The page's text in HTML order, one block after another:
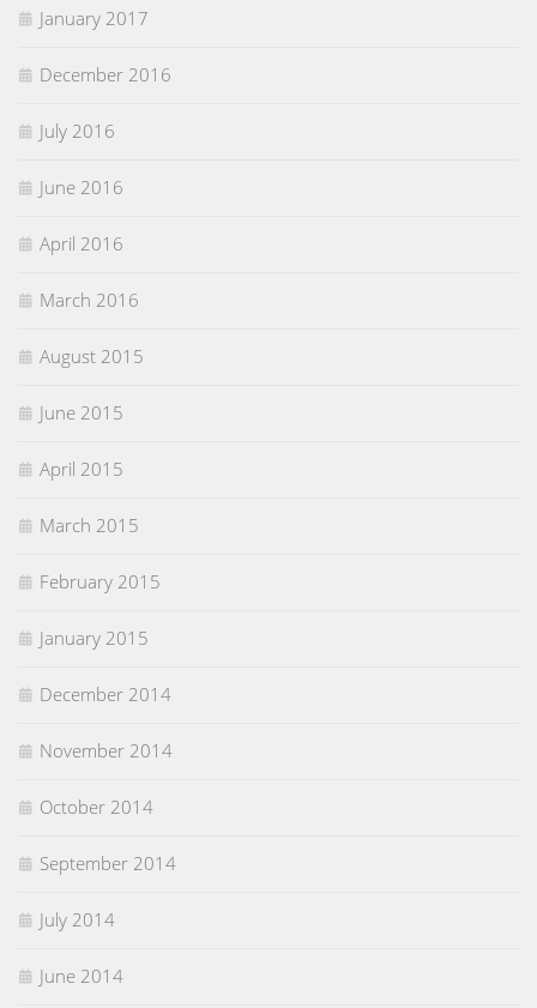
January 2017
December 2016
July 2016
June 2016
April 2016
March 2016
August 2015
June 2015
April 2015
March 2015
February 2015
January 2015
December 2014
November 2014
October 2014
September 2014
July 2014
June 2014